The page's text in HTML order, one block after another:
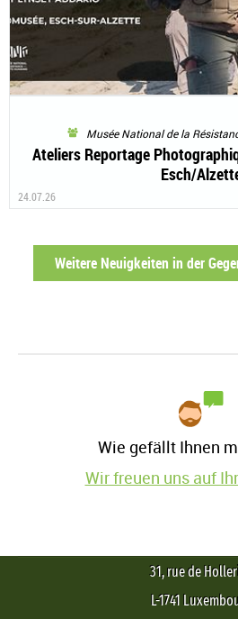
Musée National de la
Ateliers Reportage
Esch/
24.07.26
Weitere Neuigkeiten in der
Wie gefällt Ihnen
Wir freuen uns auf
31, rue de
L-1741